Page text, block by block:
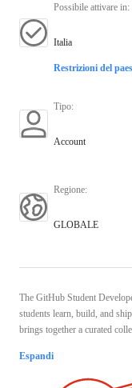
Possibile attivare in:
Italia
Restrizioni del
Tipo:
Account
Regione:
GLOBALE
The GitHub Student
students learn, build, and
brings together a curated
Espandi